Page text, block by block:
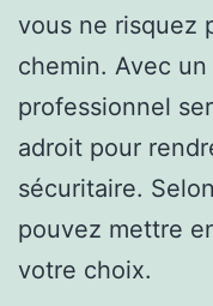
vous ne risquez
chemin. Avec
professionnel
adroit pour
sécuritaire.
pouvez mettre
votre choix.